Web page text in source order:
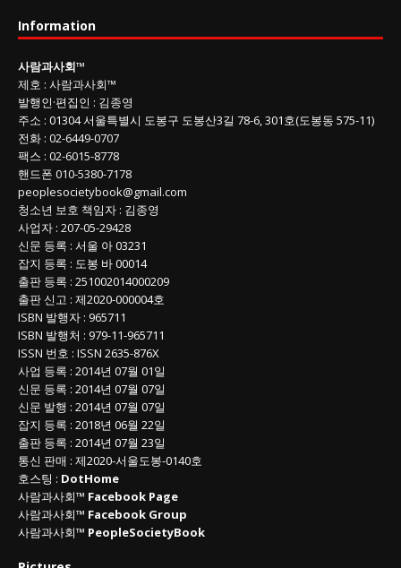
회
목
록
Information
사람과사회™
제호 : 사람과사회™
발행인·편집인 : 김종영
주소 : 01304서울특별시 도봉구 도봉산3길 78-6, 301호(도봉동 575-11)
전화 : 02-6449-0707
팩스 : 02-6015-8778
핸드폰 010-5380-7178
peoplesocietybook@gmail.com
청소년 보호 책임자 : 김종영
사업자 : 207-05-29428
신문 등록 : 서울 아 03231
잡지 등록 : 도봉 바 00014
출판 등록 : 251002014000209
출판 신고 : 제2020-000004호
ISBN 발행자 : 965711
ISBN 발행처 : 979-11-965711
ISSN 번호 : ISSN 2635-876X
사업 등록 : 2014년 07월 01일
신문 등록 : 2014년 07월 07일
신문 발행 : 2014년 07월 07일
잡지 등록 : 2018년 06월 22일
출판 등록 : 2014년 07월 23일
통신 판매 : 제2020-서울도봉-0140호
호스팅 : DotHome
사람과사회™ Facebook Page
사람과사회™ Facebook Group
사람과사회™ PeopleSocietyBook